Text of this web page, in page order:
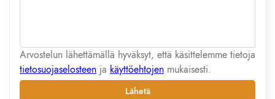
Arvostelun lähettämällä hyväksyt, että käsittelemme tietoja
tietosuojaselosteen ja käyttöehtojen mukaisesti.
Lähetä